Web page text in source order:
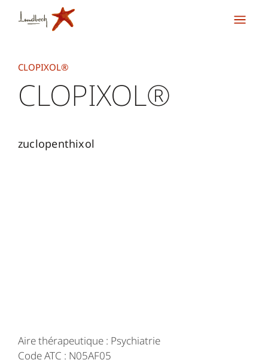
CLOPIXOL®
CLOPIXOL®
zuclopenthixol
Aire thérapeutique : Psychiatrie
Code ATC : N05AF05